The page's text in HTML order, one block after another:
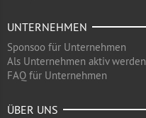
UNTERNEHMEN
Sponsoo für Unternehmen
Als Unternehmen aktiv werden
FAQ für Unternehmen
ÜBER UNS